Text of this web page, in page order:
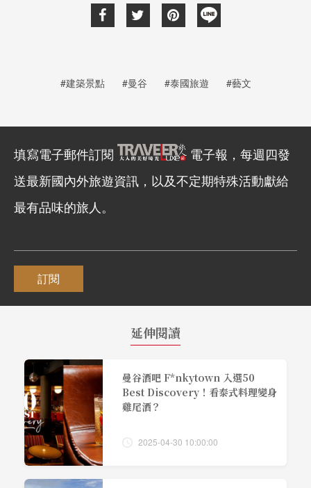
#建築景點 #曼谷 #泰國旅遊 #藝文
填寫電子郵件訂閱
電子報，每週四發
送最新國內外旅遊資訊，以及不定期特殊活動獻給
最有品味的旅人。
訂閱
延伸閱讀
曼谷酒吧 F*nkytown 入選50
Best Discovery！看泰式料理變身
雞尾酒？
2025-04-30 10:00:00